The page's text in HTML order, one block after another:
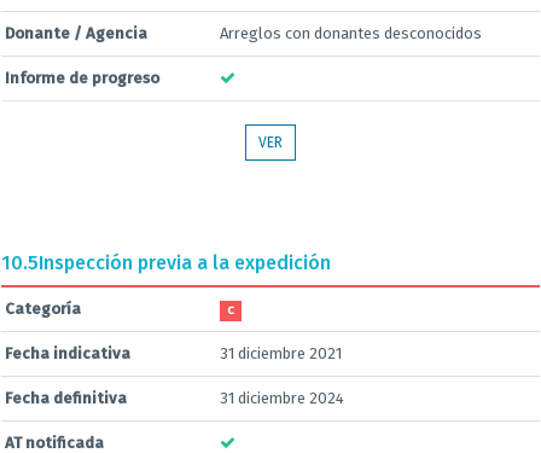
Donante / Agencia Arreglos con donantes desconocidos
Informe de progreso
VER
10.5Inspección previa a la expedición
Categoría C
Fecha indicativa 31 diciembre 2021
Fecha definitiva 31 diciembre 2024
AT notificada